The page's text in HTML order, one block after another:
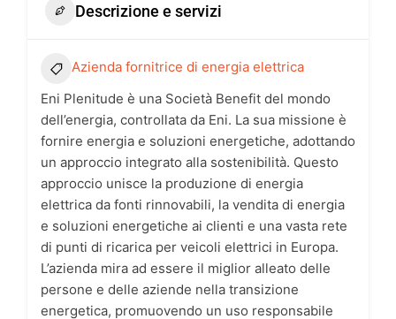
Descrizione e servizi
Azienda fornitrice di energia elettrica
Eni Plenitude è una Società Benefit del mondo
dell’energia, controllata da Eni. La sua missione è
fornire energia e soluzioni energetiche, adottando
un approccio integrato alla sostenibilità. Questo
approccio unisce la produzione di energia
elettrica da fonti rinnovabili, la vendita di energia
e soluzioni energetiche ai clienti e una vasta rete
di punti di ricarica per veicoli elettrici in Europa.
L’azienda mira ad essere il miglior alleato delle
persone e delle aziende nella transizione
energetica, promuovendo un uso responsabile